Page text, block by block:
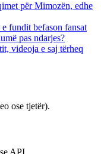
për Mimozën, edhe
fundit befason fansat
pas ndarjes?
videoja e saj tërheq
ose tjetër).